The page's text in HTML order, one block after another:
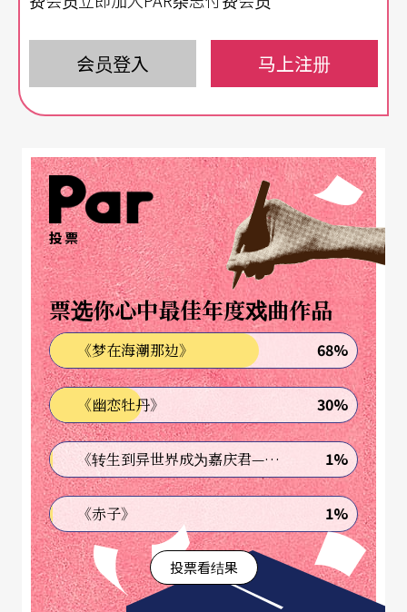
会员登入 马上注册
投票
票选你心中最佳年度戏曲作品
《梦在海潮那边》 68%
《幽恋牡丹》 30%
《转生到异世界成为嘉庆君—发现我的祖先是诈骗集团!?》 1%
《赤子》 1%
投票看结果